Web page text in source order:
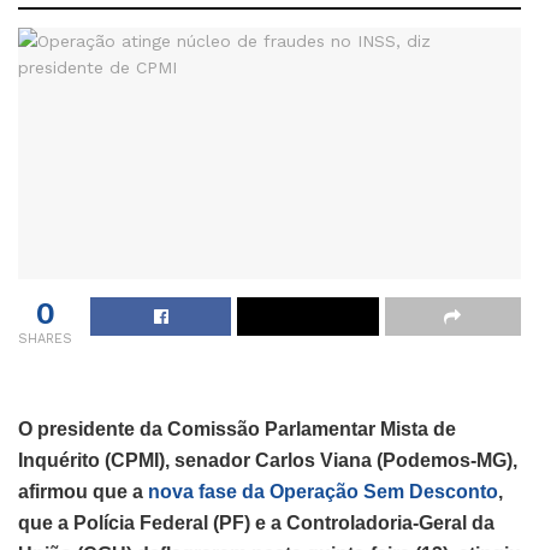
0
SHARES
O presidente da Comissão Parlamentar Mista de
Inquérito (CPMI), senador Carlos Viana (Podemos-MG),
afirmou que a nova fase da Operação Sem Desconto,
que a Polícia Federal (PF) e a Controladoria-Geral da